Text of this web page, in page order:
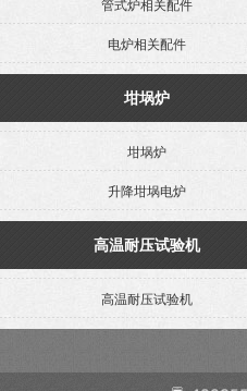
管式炉相关配件
电炉相关配件
坩埚炉
坩埚炉
升降坩埚电炉
高温耐压试验机
高温耐压试验机